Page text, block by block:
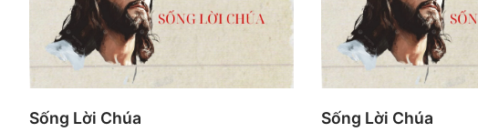
Sống Lời Chúa Sống Lời Chúa